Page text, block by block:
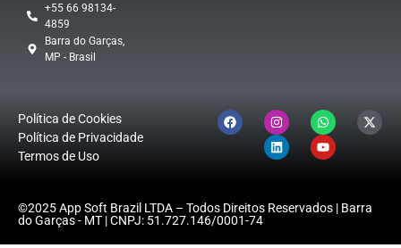
+55 66 98134-
4859
Barra do Garças,
MP - Brasil
Política de Cookies
Política de Privacidade
Termos de Uso
©2025 App Soft Brazil LTDA – Todos Direitos Reservados | Barra
do Garças - MT | CNPJ: 51.727.146/0001-74